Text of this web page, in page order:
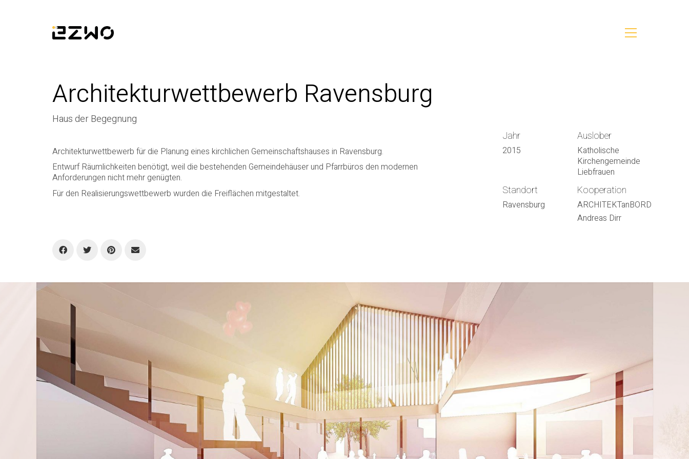
Architekturwettbewerb Ravensburg
Haus der Begegnung
Architekturwettbewerb für die Planung eines kirchlichen Gemeinschaftshauses in Ravensburg.
Entwurf Räumlichkeiten benötigt, weil die bestehenden Gemeindehäuser und Pfarrbüros den modernen
Anforderungen nicht mehr genügten.
Für den Realisierungswettbewerb wurden die Freiflächen mitgestaltet.
Jahr
2015
Auslober
Katholische
Kirchengemeinde
Liebfrauen
Standort
Ravensburg
Kooperation
ARCHITEKTanBORD
Andreas Dirr